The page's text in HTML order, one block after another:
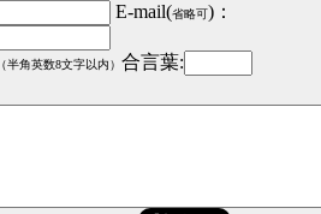
E-mail(省略可)：
（半角英数8文字以内） 合言葉: